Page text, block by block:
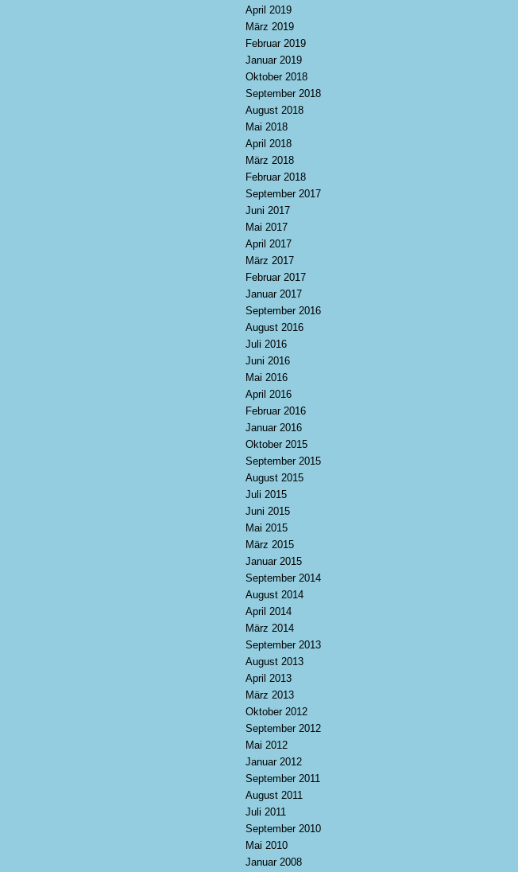
April 2019
März 2019
Februar 2019
Januar 2019
Oktober 2018
September 2018
August 2018
Mai 2018
April 2018
März 2018
Februar 2018
September 2017
Juni 2017
Mai 2017
April 2017
März 2017
Februar 2017
Januar 2017
September 2016
August 2016
Juli 2016
Juni 2016
Mai 2016
April 2016
Februar 2016
Januar 2016
Oktober 2015
September 2015
August 2015
Juli 2015
Juni 2015
Mai 2015
März 2015
Januar 2015
September 2014
August 2014
April 2014
März 2014
September 2013
August 2013
April 2013
März 2013
Oktober 2012
September 2012
Mai 2012
Januar 2012
September 2011
August 2011
Juli 2011
September 2010
Mai 2010
Januar 2008